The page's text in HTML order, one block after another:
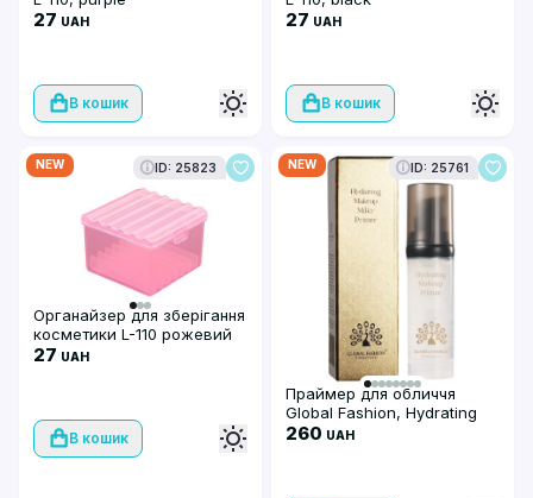
27 UAH
В кошик
27 UAH
В кошик
NEW ID: 25823
Органайзер для зберігання
косметики L-110 рожевий
27 UAH
В кошик
NEW ID: 25761
Праймер для обличчя
Global Fashion, Hydrating
Makeup Primer Milk, GF
260 UAH